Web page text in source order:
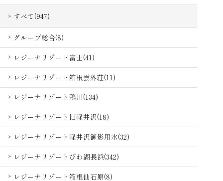
すべて(947)
グループ総合(8)
レジーナリゾート富士(41)
レジーナリゾート箱根雲外荘(11)
レジーナリゾート鴨川(134)
レジーナリゾート旧軽井沢(18)
レジーナリゾート軽井沢御影用水(32)
レジーナリゾートびわ湖長浜(342)
レジーナリゾート箱根仙石原(8)